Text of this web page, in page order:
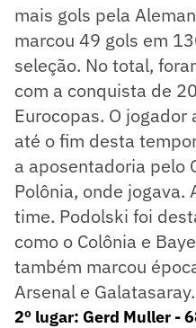
mais gols pela
marcou 49 gols em
seleção. No total,
com a conquista de
Eurocopas. O
até o fim desta
a aposentadoria pelo
Polônia, onde jogava.
time. Podolski foi
como o Colônia e
também marcou
Arsenal e Galatasaray.
2º lugar: Gerd Muller -